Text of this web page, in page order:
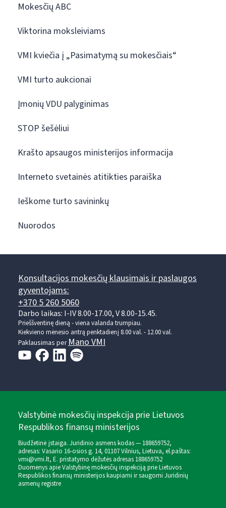
Mokesčių ABC
Viktorina moksleiviams
VMI kviečia į „Pasimatymą su mokesčiais“
VMI turto aukcionai
Įmonių VDU palyginimas
STOP šešėliui
Krašto apsaugos ministerijos informacija
Interneto svetainės atitikties paraiška
Ieškome turto savininkų
Nuorodos
Konsultacijos mokesčių klausimais ir paslaugos
gyventojams:
+370 5 260 5060
Darbo laikas: I-IV 8.00-17.00, V 8.00-15.45.
Prieššventinę dieną - viena valanda trumpiau.
Kiekvieno mėnesio antrą penktadienį 8.00 val. - 12.00 val.
Paklausimas perMano VMI
Valstybinė mokesčių inspekcija prie Lietuvos
Respublikos finansų ministerijos
Biudžetinė įstaiga. Juridinio asmens kodas — 188659752,
adresas: Vasario 16-osios g. 14, 01107 Vilnius, Lietuva, el.paštas:
vmi@vmi.lt, E. pristatymo dėžutės adresas 188659752
Duomenys apie Valstybinę mokesčių inspekciją prie Lietuvos
Respublikos finansų ministerijos kaupiami ir saugomi Juridinių
asmenų registre